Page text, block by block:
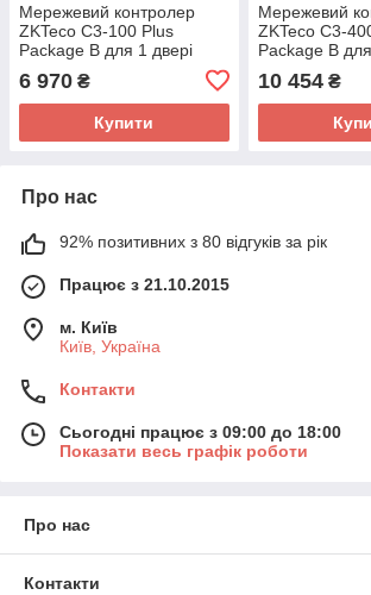
Мережевий контролер
ZKTeco C3-100 Plus
Package B для 1 двері
6 970 ₴
Купити
Мережевий
ZKTeco C3-
Package B
10 454₴
Про нас
92% позитивних з 80 відгуків за рік
Працює з 21.10.2015
м. Київ
Київ, Україна
Контакти
Сьогодні працює з 09:00 до 18:00
Показати весь графік роботи
Про нас
Контакти